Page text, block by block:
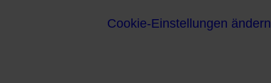
Cookie-Einstellungen ändern